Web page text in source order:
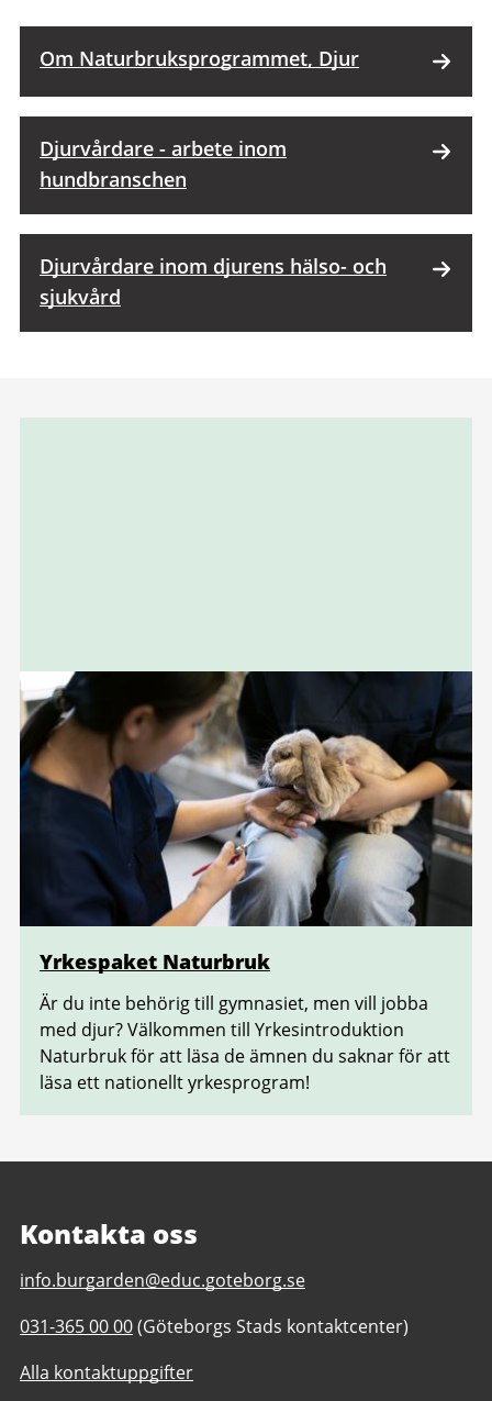
Om Naturbruksprogrammet, Djur
Djurvårdare - arbete inom
hundbranschen
Djurvårdare inom djurens hälso- och
sjukvård
Yrkespaket Naturbruk
Är du inte behörig till gymnasiet, men vill jobba
med djur? Välkommen till Yrkesintroduktion
Naturbruk för att läsa de ämnen du saknar för att
läsa ett nationellt yrkesprogram!
Kontakta oss
E-
till
Burgårdens
gymnasium
info.burgarden@educ.goteborg.se
Telefonnummer
Burgårdens
031-365 00 00(Göteborgs Stads kontaktcenter)
Alla kontaktuppgifter